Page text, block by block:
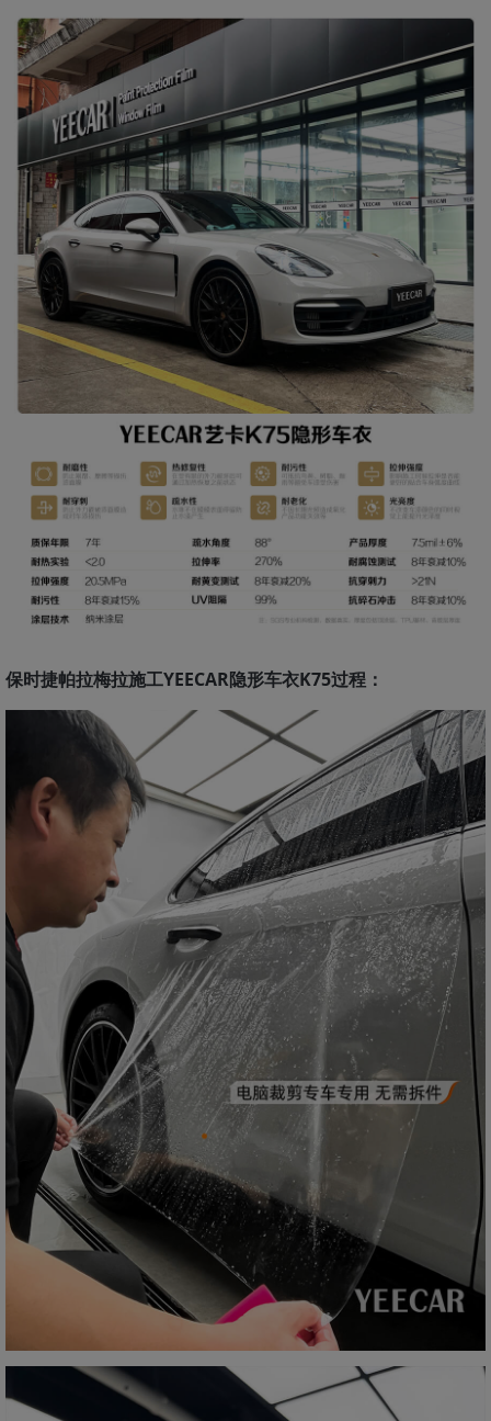
保时捷帕拉梅拉施工YEECAR隐形车衣K75过程：